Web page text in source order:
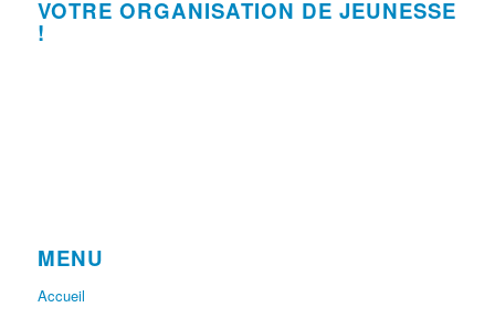
VOTRE ORGANISATION DE JEUNESSE
!
MENU
Accueil